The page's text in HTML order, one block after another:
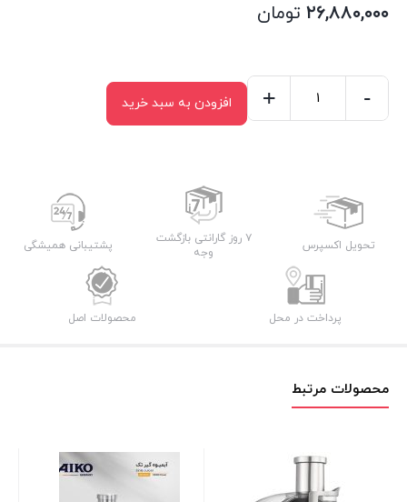
۲۶,۸۸۰,۰۰۰ تومان
AK122JC
-
+ افزودن به سبد خرید
تحویل اکسپرس
۷ روز گارانتی بازگشت
وجه
پشتیبانی همیشگی
پرداخت در محل محصولات اصل
محصولات مرتبط